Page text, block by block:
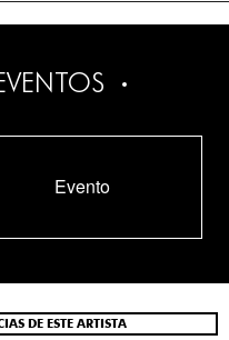
Evento
DE ESTE ARTISTA